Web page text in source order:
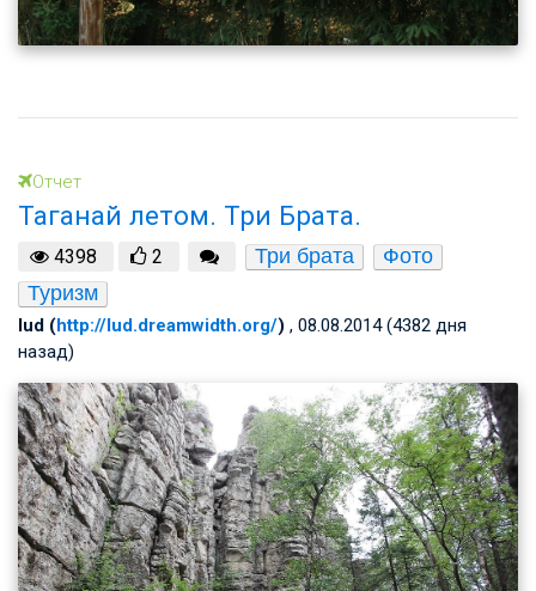
Отчет
Таганай летом. Три Брата.
4398 2 Три брата
Фото
Туризм
lud (http://lud.dreamwidth.org/) , 08.08.2014 (4382 дня
назад)